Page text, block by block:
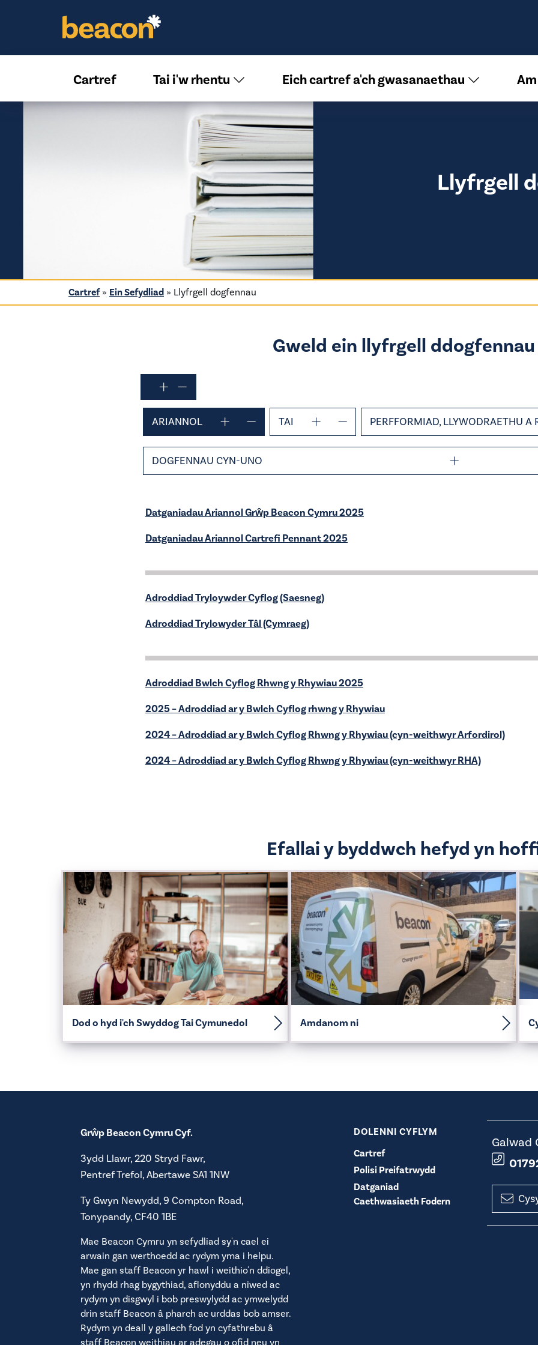
Cartref Tai i'w rhentu Eich cartref a'ch gwasanaethau
Llyfrgell
Cartref» Ein Sefydliad » Llyfrgell dogfennau
Gweld ein llyfrgell ddogfennau
ARIANNOL TAI PERFFORMIAD, LLYWODRAETHU A
DOGFENNAU CYN-UNO
Datganiadau Ariannol Grŵp Beacon Cymru 2025
Datganiadau Ariannol Cartrefi Pennant 2025
Adroddiad Tryloywder Cyflog (Saesneg)
Adroddiad Trylowyder Tâl (Cymraeg)
Adroddiad Bwlch Cyflog Rhwng y Rhywiau 2025
2025 – Adroddiad ar y Bwlch Cyflog rhwng y Rhywiau
2024 – Adroddiad ar y Bwlch Cyflog Rhwng y Rhywiau (cyn-weithwyr Arfordirol)
2024 – Adroddiad ar y Bwlch Cyflog Rhwng y Rhywiau (cyn-weithwyr RHA)
Efallai y byddwch hefyd yn
Dod o hyd i'ch Swyddog Tai Cymunedol Amdanom ni
Grŵp Beacon Cymru Cyf.
3ydd Llawr, 220 Stryd Fawr,
Pentref Trefol, Abertawe SA1 1NW
Ty Gwyn Newydd, 9 Compton Road,
Tonypandy, CF40 1BE
Mae Beacon Cymru yn sefydliad sy'n cael ei
arwain gan werthoedd ac rydym yma i helpu.
Mae gan staff Beacon yr hawl i weithio'n ddiogel,
yn rhydd rhag bygythiad, aflonyddu a niwed ac
rydym yn disgwyl i bob preswylydd ac ymwelydd
drin staff Beacon â pharch ac urddas bob amser.
Rydym yn deall y gallech fod yn cyfathrebu â
staff Beacon weithiau ar adegau o ofid neu yn
DOLENNI CYFLYM
Cartref
Polisi Preifatrwydd
Datganiad
Caethwasiaeth Fodern
Galwad